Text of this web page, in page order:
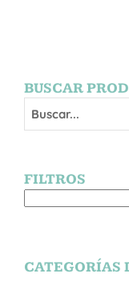
BUSCAR
FILTROS
CATEGORÍAS